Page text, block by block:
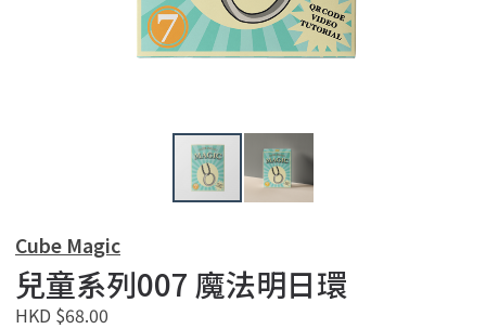
Cube Magic
兒童系列007 魔法明日環
HKD $68.00